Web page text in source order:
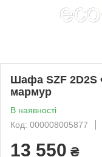
Шафа SZF 2D2S
мармур
В наявності
Код: 000008005877
13 550 ₴